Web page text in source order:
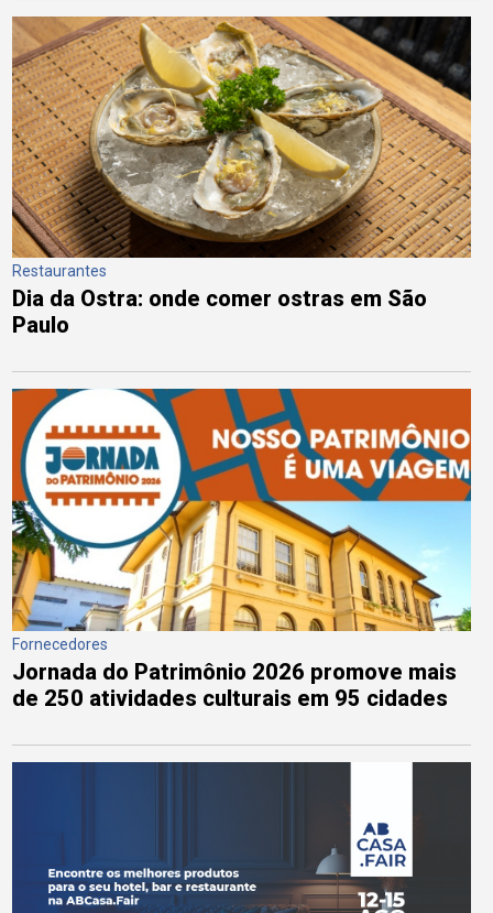
Restaurantes
Dia da Ostra: onde comer ostras em São
Paulo
Fornecedores
Jornada do Patrimônio 2026 promove mais
de 250 atividades culturais em 95 cidades